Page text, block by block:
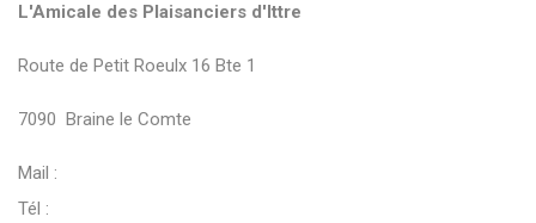
L'Amicale des Plaisanciers d'Ittre
Route de Petit Roeulx 16 Bte 1
7090 Braine le Comte
Mail :
Tél :